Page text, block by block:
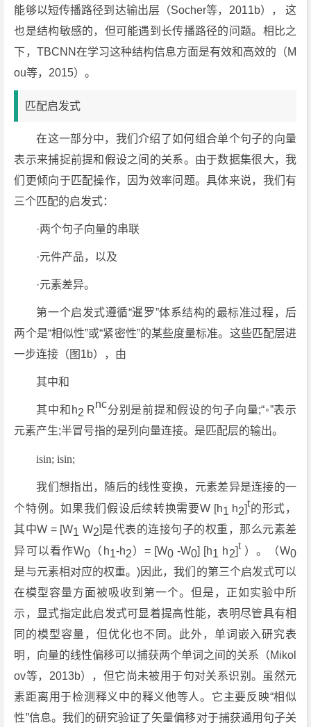
能够以短传播路径到达输出层（Socher等，2011b）， 这
也是结构敏感的，但可能遇到长传播路径的问题。相比之
下，TBCNN在学习这种结构信息方面是有效和高效的（M
ou等，2015）。
匹配启发式
在这一部分中，我们介绍了如何组合单个句子的向量
表示来捕捉前提和假设之间的关系。由于数据集很大，我
们更倾向于匹配操作，因为效率问题。具体来说，我们有
三个匹配的启发式：
·两个句子向量的串联
·元件产品，以及
·元素差异。
第一个启发式遵循“暹罗”体系结构的最标准过程，后
两个是“相似性”或“紧密性”的某些度量标准。这些匹配层进
一步连接（图1b），由
其中和
其中和h2 Rnc分别是前提和假设的句子向量;“◦”表示
元素产生;半冒号指的是列向量连接。是匹配层的输出。
isin; isin;
我们想指出，随后的线性变换，元素差异是连接的一
个特例。如果我们假设后续转换需要W [h1 h2]t的形式，
其中W = [W1 W2]是代表的连接句子的权重，那么元素差
异可以看作W0 （h1-h2）= [W0 -W0] [h1 h2]t）。（W0
是与元素相对应的权重。)因此，我们的第三个启发式可以
在模型容量方面被吸收到第一个。但是，正如实验中所
示，显式指定此启发式可显着提高性能，表明尽管具有相
同的模型容量，但优化也不同。此外，单词嵌入研究表
明，向量的线性偏移可以捕获两个单词之间的关系（Mikol
ov等，2013b），但它尚未被用于句对关系识别。虽然元
素距离用于检测释义中的释义他等人。它主要反映“相似
性”信息。我们的研究验证了矢量偏移对于捕获通用句子关